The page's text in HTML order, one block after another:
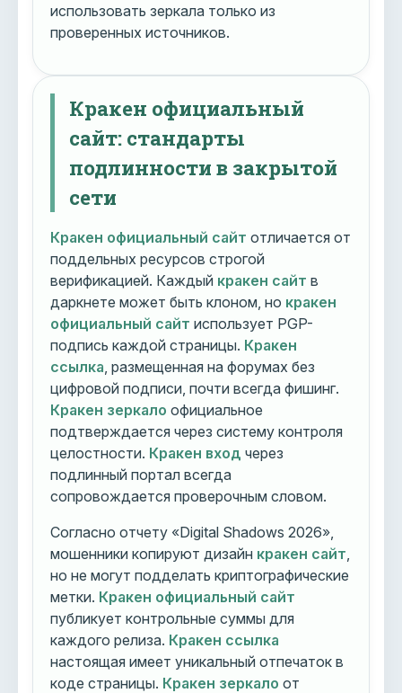
использовать зеркала только из
проверенных источников.
Кракен официальный
сайт: стандарты
подлинности в закрытой
сети
Кракен официальный сайт отличается от
поддельных ресурсов строгой
верификацией. Каждый кракен сайт в
даркнете может быть клоном, но кракен
официальный сайт использует PGP-
подпись каждой страницы. Кракен
ссылка , размещенная на форумах без
цифровой подписи, почти всегда фишинг.
Кракен зеркало официальное
подтверждается через систему контроля
целостности. Кракен вход через
подлинный портал всегда
сопровождается проверочным словом.
Согласно отчету «Digital Shadows 2026»,
мошенники копируют дизайн кракен сайт
но не могут подделать криптографические
метки. Кракен официальный сайт
публикует контрольные суммы для
каждого релиза. Кракен ссылка
настоящая имеет уникальный отпечаток в
коде страницы. Кракен зеркало от